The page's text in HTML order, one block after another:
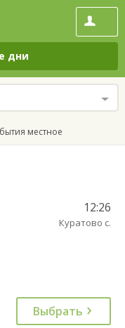
дни
местное
12:26
Куратово с.
Выбрать